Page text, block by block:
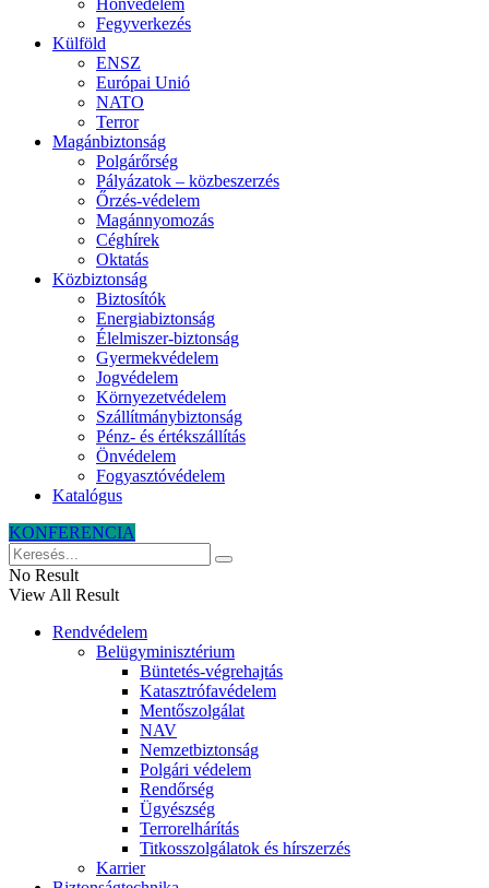
Honvédelem
Fegyverkezés
Külföld
ENSZ
Európai Unió
NATO
Terror
Magánbiztonság
Polgárőrség
Pályázatok – közbeszerzés
Őrzés-védelem
Magánnyomozás
Céghírek
Oktatás
Közbiztonság
Biztosítók
Energiabiztonság
Élelmiszer-biztonság
Gyermekvédelem
Jogvédelem
Környezetvédelem
Szállítmánybiztonság
Pénz- és értékszállítás
Önvédelem
Fogyasztóvédelem
Katalógus
KONFERENCIA
No Result
View All Result
Rendvédelem
Belügyminisztérium
Büntetés-végrehajtás
Katasztrófavédelem
Mentőszolgálat
NAV
Nemzetbiztonság
Polgári védelem
Rendőrség
Ügyészség
Terrorelhárítás
Titkosszolgálatok és hírszerzés
Karrier